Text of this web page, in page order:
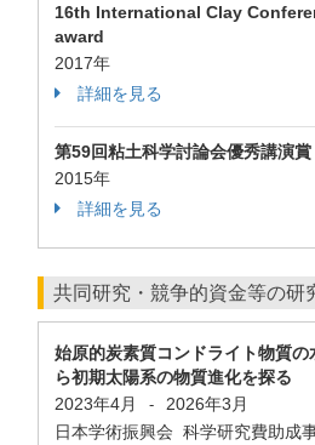
16th International Clay
award
2017年
詳細を見る
第59回粘土科学討論会優秀講演賞
2015年
詳細を見る
共同研究・競争的資金等の研
始原的炭素質コンドライト物質
ら初期太陽系の物質進化を探る
2023年4月
-
2026年3月
日本学術振興会 科学研究費助成